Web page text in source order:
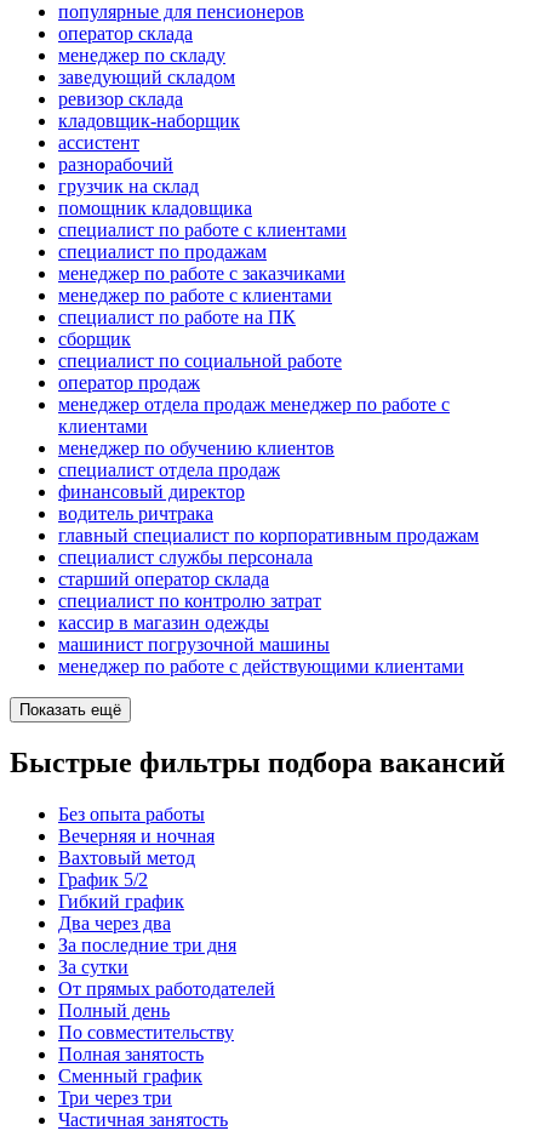
популярные для пенсионеров
оператор склада
менеджер по складу
заведующий складом
ревизор склада
кладовщик-наборщик
ассистент
разнорабочий
грузчик на склад
помощник кладовщика
специалист по работе с клиентами
специалист по продажам
менеджер по работе с заказчиками
менеджер по работе с клиентами
специалист по работе на ПК
сборщик
специалист по социальной работе
оператор продаж
менеджер отдела продаж менеджер по работе с
клиентами
менеджер по обучению клиентов
специалист отдела продаж
финансовый директор
водитель ричтрака
главный специалист по корпоративным продажам
специалист службы персонала
старший оператор склада
специалист по контролю затрат
кассир в магазин одежды
машинист погрузочной машины
менеджер по работе с действующими клиентами
Показать ещё
Быстрые фильтры подбора вакансий
Без опыта работы
Вечерняя и ночная
Вахтовый метод
График 5/2
Гибкий график
Два через два
За последние три дня
За сутки
От прямых работодателей
Полный день
По совместительству
Полная занятость
Сменный график
Три через три
Частичная занятость